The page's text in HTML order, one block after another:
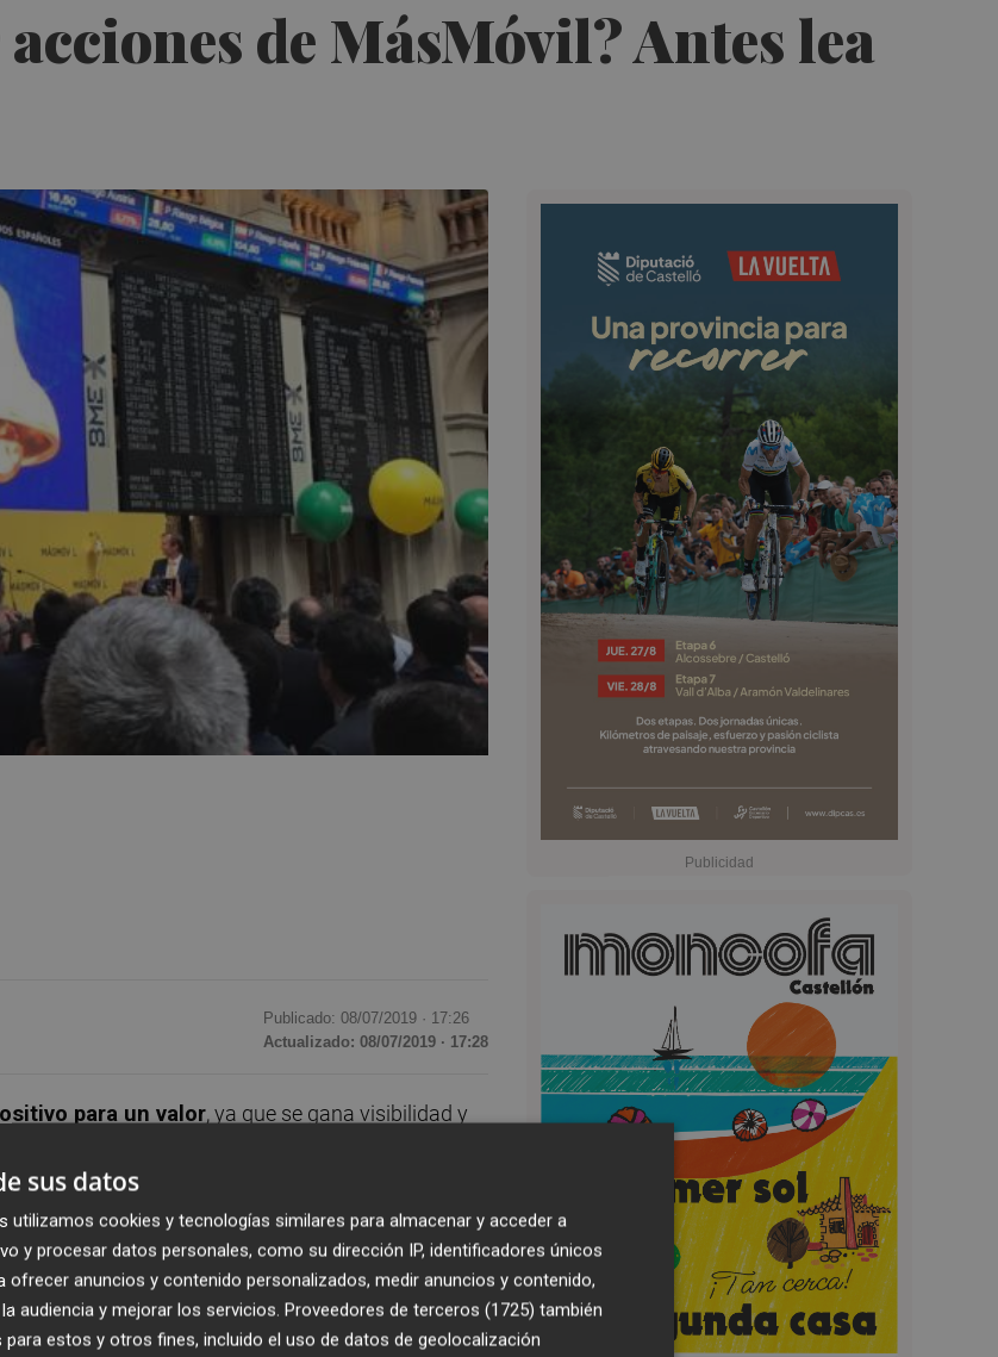
de MásMóvil? Antes lea
Publicado: 08/07/2019 · 17:26
Actualizado: 08/07/2019 · 17:28
para un valor, ya que se gana visibilidad y
la recién llegada al Ibex 35 ha tenido un debut
sitúan a la acción a una zona muy cercana
la recta de los máximos decrecientes de una
sus datos
cookies y tecnologías similares para almacenar y acceder a
y procesar datos personales, como su dirección IP, identificadores únicos
ofrecer anuncios y contenido personalizados, medir anuncios y contenido,
audiencia y mejorar los servicios. Proveedores de terceros (1725) también
estos y otros fines, incluido el uso de datos de geolocalización